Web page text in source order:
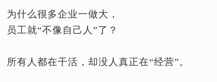
为什么很多企业一做大，
员工就“不像自己人”了？
所有人都在干活，却没人真正在“经营”。